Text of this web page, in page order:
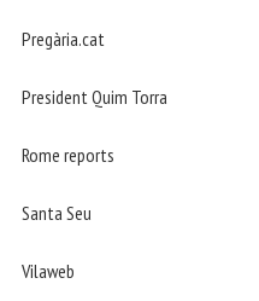
Pregària.cat
President Quim Torra
Rome reports
Santa Seu
Vilaweb